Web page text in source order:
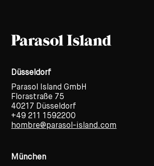
Düsseldorf
Parasol Island GmbH
Florastraße 75
40217 Düsseldorf
+49 211 1592200
hombre@parasol-island.com
München